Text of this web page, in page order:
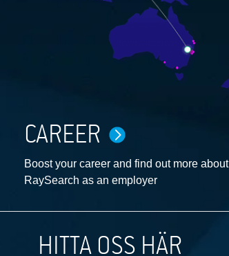
CAREER
Boost your career and find out more about
RaySearch as an employer
HITTA OSS HÄR